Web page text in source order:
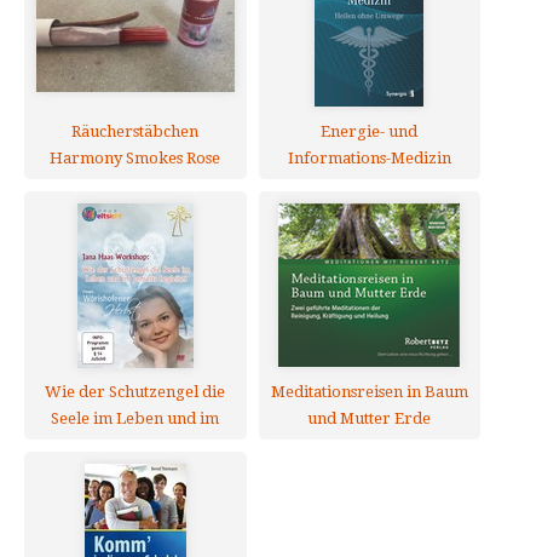
Räucherstäbchen
Harmony Smokes Rose
Energie- und
Informations-Medizin
Wie der Schutzengel die
Seele im Leben und im
Meditationsreisen in Baum
und Mutter Erde